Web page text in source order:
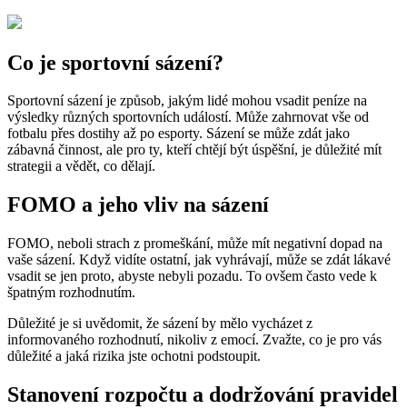
Co je sportovní sázení?
Sportovní sázení je způsob, jakým lidé mohou vsadit peníze na
výsledky různých sportovních událostí. Může zahrnovat vše od
fotbalu přes dostihy až po esporty. Sázení se může zdát jako
zábavná činnost, ale pro ty, kteří chtějí být úspěšní, je důležité mít
strategii a vědět, co dělají.
FOMO a jeho vliv na sázení
FOMO, neboli strach z promeškání, může mít negativní dopad na
vaše sázení. Když vidíte ostatní, jak vyhrávají, může se zdát lákavé
vsadit se jen proto, abyste nebyli pozadu. To ovšem často vede k
špatným rozhodnutím.
Důležité je si uvědomit, že sázení by mělo vycházet z
informovaného rozhodnutí, nikoliv z emocí. Zvažte, co je pro vás
důležité a jaká rizika jste ochotni podstoupit.
Stanovení rozpočtu a dodržování pravidel